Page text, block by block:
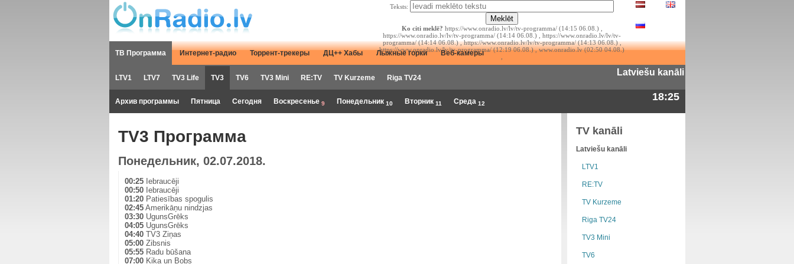
Teksts:
Ko citi meklē? https://www.onradio.lv/lv/tv-programma/ (14:15 06.08.) ,
https://www.onradio.lv/lv/tv-programma/ (14:14 06.08.) , https://www.onradio.lv/lv/tv-
programma/ (14:14 06.08.) , https://www.onradio.lv/lv/tv-programma/ (14:13 06.08.) ,
https://www.onradio.lv/lv/tv-programma/ (12:19 06.08.) , www.onradio.lv (02:50 04.08.)
ТВ Программа Интернет-радио Торрент-трекеры ДЦ++ Хабы Лыжные горки Веб-камеры
LTV1 LTV7 TV3 Life TV3 TV6 TV3 Mini RE:TV TV Kurzeme Riga TV24
Latviešu kanāli
Архив программы Пятница Сегодня Воскресенье 9 Понедельник 10 Вторник 11 Среда 12
18:25
TV3 Программа
Понедельник, 02.07.2018.
00:25Iebraucēji
00:50Iebraucēji
01:20Patiesības spogulis
02:45Amerikāņu nindzjas
03:30UgunsGrēks
04:05UgunsGrēks
04:40TV3 Ziņas
05:00Zibsnis
05:55Radu būšana
07:00Kika un Bobs
TV kanāli
Latviešu kanāli
LTV1
RE:TV
TV Kurzeme
Riga TV24
TV3 Mini
TV6